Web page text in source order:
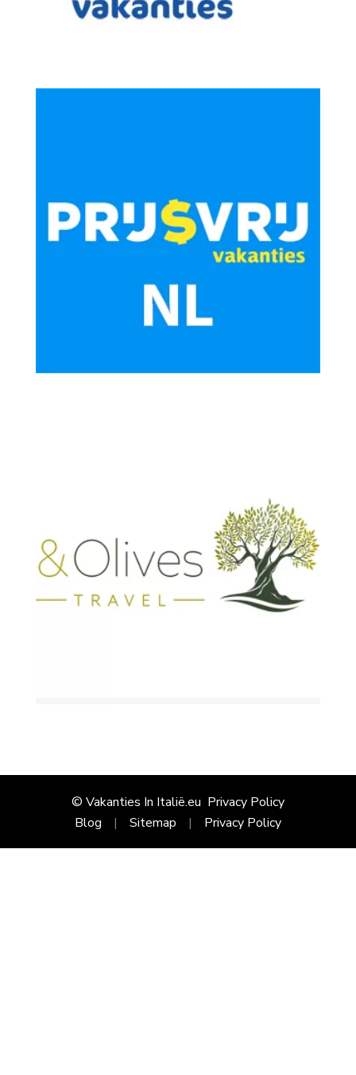
© Vakanties In Italië.eu Privacy Policy
Blog
Sitemap Privacy Policy